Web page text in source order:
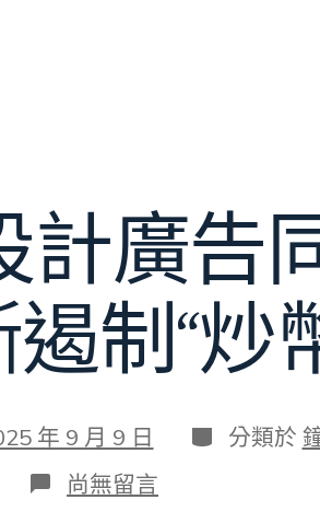
計廣告
制“炒
年 9 月 9 日 分
類
分類於
在
〈部
尚無留言